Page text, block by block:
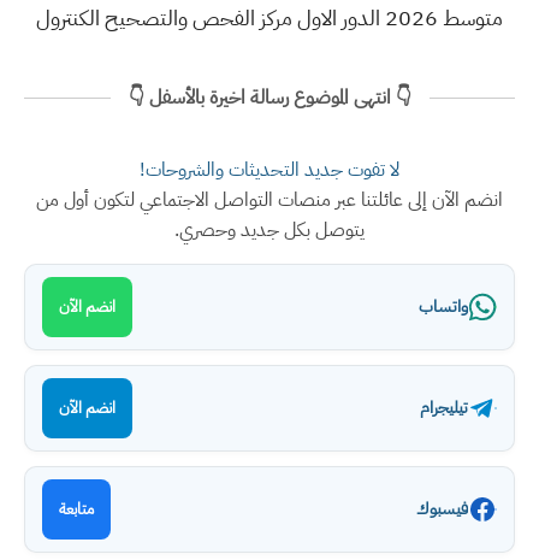
متوسط 2026 الدور الاول مركز الفحص والتصحيح الكنترول
👇 انتهى الموضوع رسالة اخيرة بالأسفل 👇
لا تفوت جديد التحديثات والشروحات!
انضم الآن إلى عائلتنا عبر منصات التواصل الاجتماعي لتكون أول من
يتوصل بكل جديد وحصري.
واتساب انضم الآن
تيليجرام انضم الآن
فيسبوك متابعة